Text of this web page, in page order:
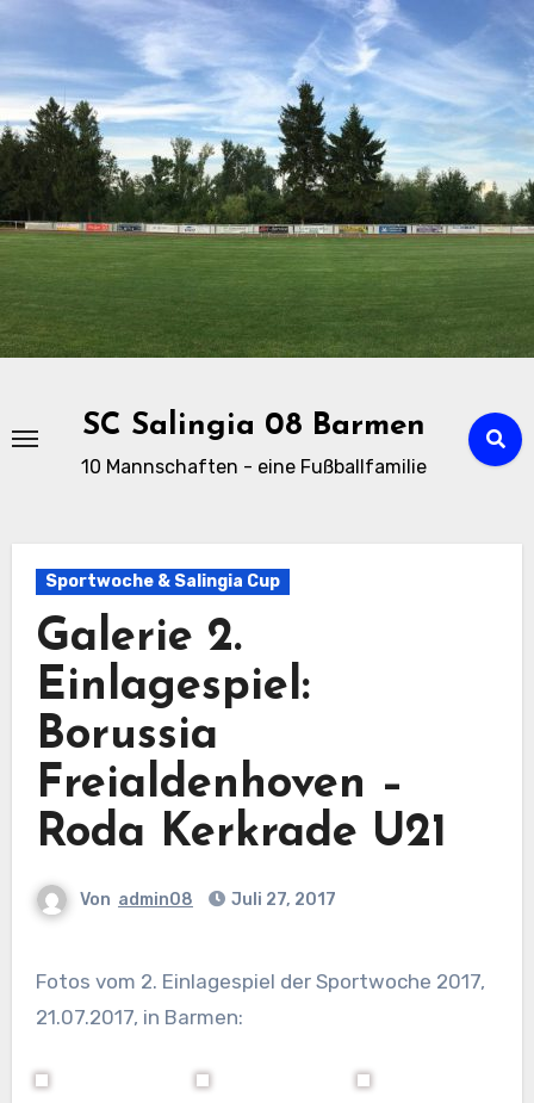
Zu
Inhalten
springen
SC Salingia 08 Barmen
10 Mannschaften - eine Fußballfamilie
Sportwoche & Salingia Cup
Galerie 2.
Einlagespiel:
Borussia
Freialdenhoven –
Roda Kerkrade U21
Von admin08 Juli 27, 2017
Fotos vom 2. Einlagespiel der Sportwoche 2017,
21.07.2017, in Barmen: